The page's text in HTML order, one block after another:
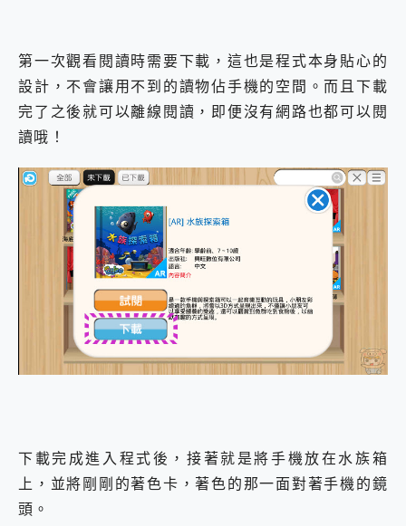
第一次觀看閱讀時需要下載，這也是程式本身貼心的
設計，不會讓用不到的讀物佔手機的空間。而且下載
完了之後就可以離線閱讀，即便沒有網路也都可以閱
讀哦！
下載完成進入程式後，接著就是將手機放在水族箱
上，並將剛剛的著色卡，著色的那一面對著手機的鏡
頭。